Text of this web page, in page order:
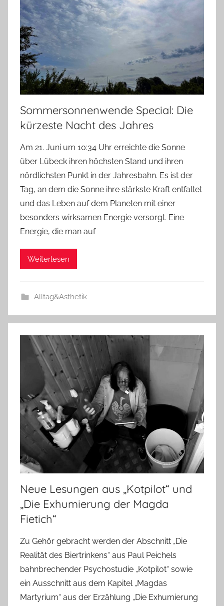
Sommersonnenwende Special: Die
kürzeste Nacht des Jahres
Am 21. Juni um 10:34 Uhr erreichte die Sonne
über Lübeck ihren höchsten Stand und ihren
nördlichsten Punkt in der Jahresbahn. Es ist der
Tag, an dem die Sonne ihre stärkste Kraft entfaltet
und das Leben auf dem Planeten mit einer
besonders wirksamen Energie versorgt. Eine
Energie, die man auf
Weiterlesen
Alltag&Ästhetik
Neue Lesungen aus „Kotpilot“ und
„Die Exhumierung der Magda
Fietich“
Zu Gehör gebracht werden der Abschnitt „Die
Realität des Biertrinkens“ aus Paul Peichels
bahnbrechender Psychostudie „Kotpilot“ sowie
ein Ausschnitt aus dem Kapitel „Magdas
Martyrium“ aus der Erzählung „Die Exhumierung